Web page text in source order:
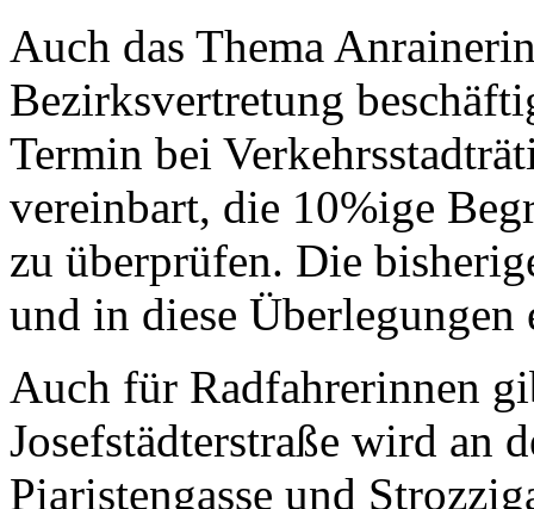
Auch das Thema
Bezirksvertretung
Termin bei
vereinbart, die 10%ige
zu überprüfen. Die
und in diese Überlegungen
Auch für Radfahrerinnen
Josefstädterstraße wird an
Piaristengasse und